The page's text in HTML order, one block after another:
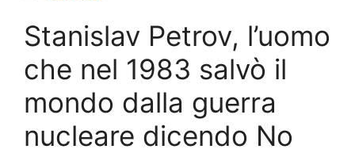
Stanislav Petrov, l’uomo
che nel 1983 salvò il
mondo dalla guerra
nucleare dicendo No